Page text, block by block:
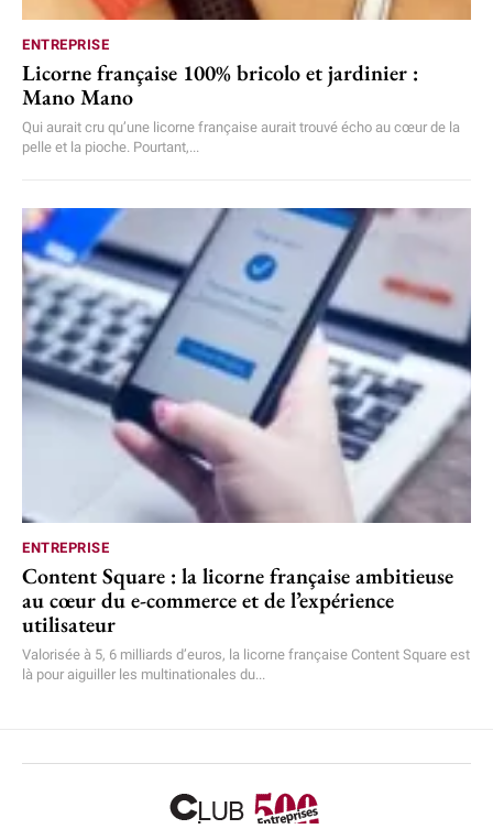
ENTREPRISE
Licorne française 100% bricolo et jardinier :
Mano Mano
Qui aurait cru qu’une licorne française aurait trouvé écho au cœur de la
pelle et la pioche. Pourtant,...
ENTREPRISE
Content Square : la licorne française ambitieuse
au cœur du e-commerce et de l’expérience
utilisateur
Valorisée à 5, 6 milliards d’euros, la licorne française Content Square est
là pour aiguiller les multinationales du...